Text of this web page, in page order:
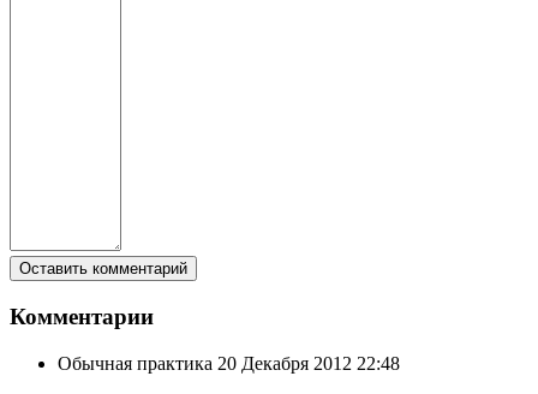
Комментарии
Обычная практика 20 Декабря 2012 22:48